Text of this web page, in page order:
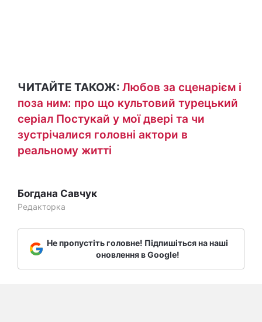
ЧИТАЙТЕ ТАКОЖ: Любов за сценарієм і
поза ним: про що культовий турецький
серіал Постукай у мої двері та чи
зустрічалися головні актори в
реальному житті
Богдана Савчук
Редакторка
Не пропустіть головне! Підпишіться на наші
оновлення в Google!